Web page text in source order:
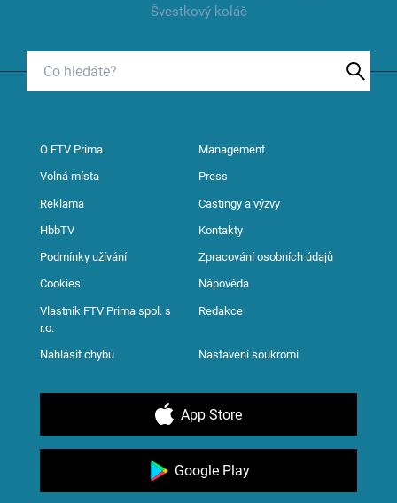
Švestkový koláč
O FTV Prima Management
Volná místa Press
Reklama Castingy a výzvy
HbbTV Kontakty
Podmínky užívání Zpracování osobních údajů
Cookies Nápověda
Vlastník FTV Prima spol. s
r.o.
Redakce
Nahlásit chybu Nastavení soukromí
App Store
Google Play